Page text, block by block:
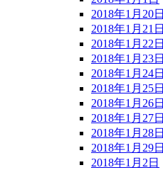
2018年1月20日
2018年1月21日
2018年1月22日
2018年1月23日
2018年1月24日
2018年1月25日
2018年1月26日
2018年1月27日
2018年1月28日
2018年1月29日
2018年1月2日